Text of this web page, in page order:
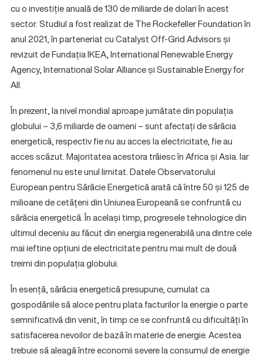
cu o investiție anuală de 130 de miliarde de dolari în acest
sector. Studiul a fost realizat de The Rockefeller Foundation în
anul 2021, în parteneriat cu Catalyst Off-Grid Advisors și
revizuit de Fundația IKEA, International Renewable Energy
Agency, International Solar Alliance și Sustainable Energy for
All.
În prezent, la nivel mondial aproape jumătate din populația
globului – 3,6 miliarde de oameni – sunt afectați de sărăcia
energetică, respectiv fie nu au acces la electricitate, fie au
acces scăzut. Majoritatea acestora trăiesc în Africa și Asia. Iar
fenomenul nu este unul limitat. Datele Observatorului
European pentru Sărăcie Energetică arată că între 50 și 125 de
milioane de cetățeni din Uniunea Europeană se confruntă cu
sărăcia energetică. În același timp, progresele tehnologice din
ultimul deceniu au făcut din energia regenerabilă una dintre cele
mai ieftine opțiuni de electricitate pentru mai mult de două
treimi din populația globului.
În esență, sărăcia energetică presupune, cumulat ca
gospodăriile să aloce pentru plata facturilor la energie o parte
semnificativă din venit, în timp ce se confruntă cu dificultăți în
satisfacerea nevoilor de bază în materie de energie. Acestea
trebuie să aleagă între economii severe la consumul de energie